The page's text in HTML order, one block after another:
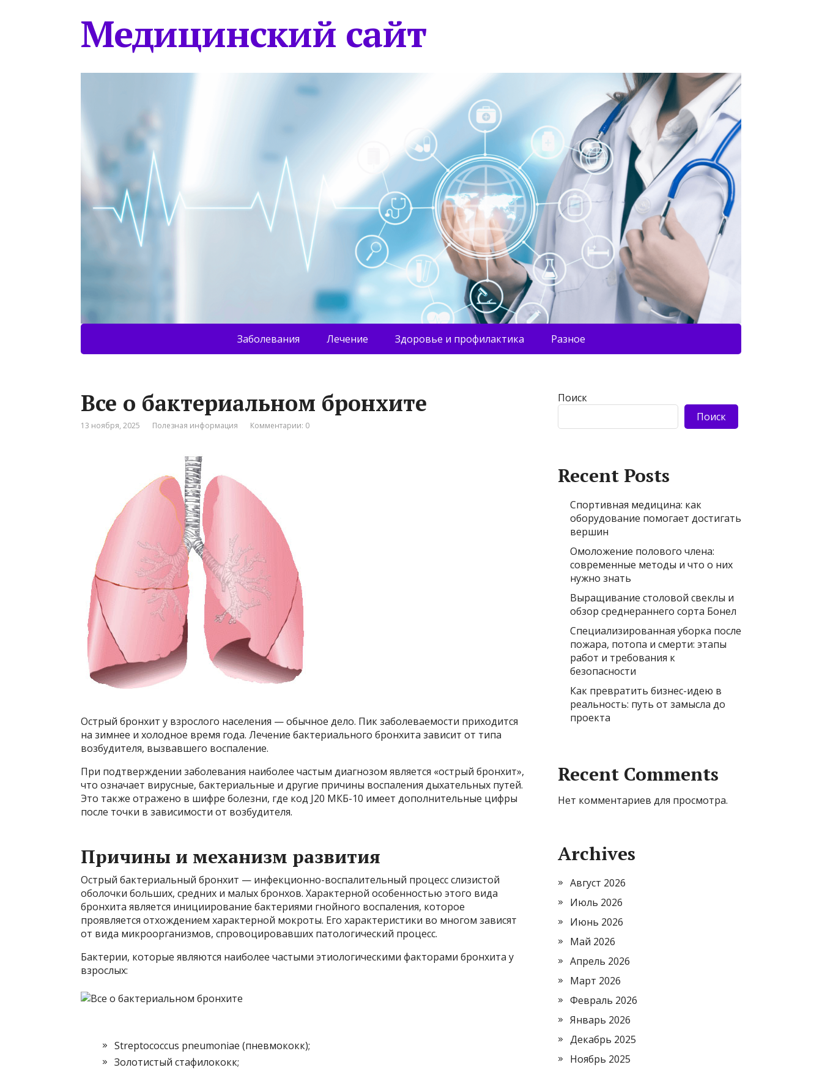
Медицинский сайт
Заболевания Лечение Здоровье и профилактика Разное
Все о бактериальном бронхите
13 ноября, 2025 Полезная информация Комментарии: 0
Острый бронхит у взрослого населения — обычное дело. Пик заболеваемости приходится
на зимнее и холодное время года. Лечение бактериального бронхита зависит от типа
возбудителя, вызвавшего воспаление.
При подтверждении заболевания наиболее частым диагнозом является «острый бронхит»,
что означает вирусные, бактериальные и другие причины воспаления дыхательных путей.
Это также отражено в шифре болезни, где код J20 МКБ-10 имеет дополнительные цифры
после точки в зависимости от возбудителя.
Причины и механизм развития
Острый бактериальный бронхит — инфекционно-воспалительный процесс слизистой
оболочки больших, средних и малых бронхов. Характерной особенностью этого вида
бронхита является инициирование бактериями гнойного воспаления, которое
проявляется отхождением характерной мокроты. Его характеристики во многом зависят
от вида микроорганизмов, спровоцировавших патологический процесс.
Бактерии, которые являются наиболее частыми этиологическими факторами бронхита у
взрослых:
Streptococcus pneumoniae (пневмококк);
Золотистый стафилококк;
Поиск
Поиск
Recent Posts
Спортивная медицина: как
оборудование помогает достигать
вершин
Омоложение полового члена:
современные методы и что о них
нужно знать
Выращивание столовой свеклы и
обзор среднераннего сорта Бонел
Специализированная уборка после
пожара, потопа и смерти: этапы
работ и требования к
безопасности
Как превратить бизнес-идею в
реальность: путь от замысла до
проекта
Recent Comments
Нет комментариев для просмотра.
Archives
Август 2026
Июль 2026
Июнь 2026
Май 2026
Апрель 2026
Март 2026
Февраль 2026
Январь 2026
Декабрь 2025
Ноябрь 2025